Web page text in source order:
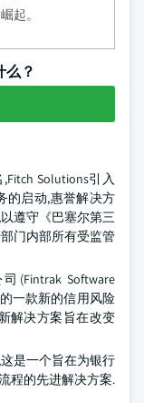
起。
么？
Solutions引入
的启动,惠誉解决方
遵守《巴塞尔第三
门内部所有受监管
(Fintrak Software
一款新的信用风险
解决方案旨在改变
是一个旨在为银行
程的先进解决方案.